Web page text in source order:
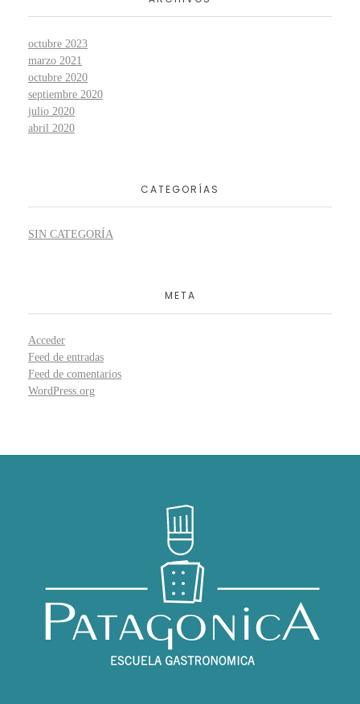
octubre 2023
marzo 2021
octubre 2020
septiembre 2020
julio 2020
abril 2020
CATEGORÍAS
SIN CATEGORÍA
META
Acceder
Feed de entradas
Feed de comentarios
WordPress.org